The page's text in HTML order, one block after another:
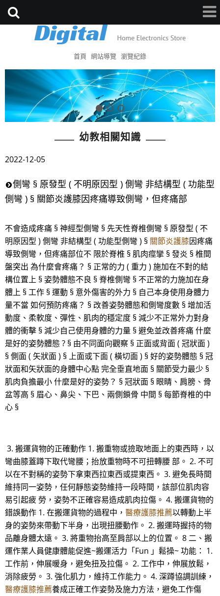
首頁 網站導覽 瀏覽紀錄
幼教相關知識
2022-12-05
側彎 § 原發型 ( 不明原因型 ) 側彎 非結構型 ( 功能型
側彎 ) § 關節炎護膝因疼痛導致側彎，但疼痛部
不會造成疼痛 § 神經型側彎 § 先天性脊椎側彎 § 原發型 ( 不
明原因型 ) 側彎 非結構型 ( 功能型側彎 ) § 關節炎護膝因疼痛
導致側彎，但疼痛部位不 限於脊椎 § 肌肉痙攣 § 發炎 § 椎間
盤突出 為什麼會疼痛？ § 正常的力 ( 重力 ) 施加在不對的結
構位置上 § 姿勢體態不良 § 脊椎側彎 § 不正常的力施加在身
體上 § 工作 § 運動 § 意外傷害的外力 § 自己本身使用身體力
量不當 如何預防疼痛？ § 改善姿勢體態和側彎度數 § 增加活
動度、柔軟度、彈性、肌肉的穩定度 § 減少不正常外力對身
體的衝擊 § 減少自己使用身體的力量 § 避免並改善疼痛 什麼
是好的姿勢體態 ? § 由不同面向觀察 § 正面或背面 ( 冠狀面 )
§ 側面 ( 矢狀面 ) § 上面或下面 ( 橫切面 ) § 好的姿勢體態 § 冠
狀面和矢狀面的身體中心點 完全垂直地面 § 關節受力最少 §
肌肉負擔最小 什麼是好的姿勢？ § 冠狀面 § 眼睛、肩膀、骨
盆等高 § 眉心、鼻尖、下巴、兩側鎖骨 中間 § 每節脊椎的中
心 §
3. 搬運貨物的正確動作 1. 搬重物或撿取地面上的東西時，以
彎曲膝蓋蹲下取代彎腰；抬放重物時不可扭轉腰 部。 2. 不可
以在不對稱的姿勢下拿東西拉東西或提東西。 3. 避免長時間
維持同一姿勢，任何靜態姿勢維持一段時間，該部位肌肉容
易引起疲 勞，姿勢不正確容易造成肌肉拉傷。 4. 搬運貨物的
錯誤動作 1. 在搬運貨物的過程中， 醫療護膝推薦以轉動上半
身的姿勢來帶動下半身，出現扭腰動作。 2. 搬運時握持的物
品離身體太遠。 3. 將重物抬高至肩部以上的位置。 8 二、搬
運作業人員健康體能促進~搬運活力「Fun 」鬆操~ 功能： 1.
工作前，伸展暖身，避免扭及拉傷。 2. 工作中，伸展放鬆，
消除疲勞。 3. 強化肌力，維持工作能力。 4. 深蹲協調訓練，
醫療護膝推薦養成正確工作姿勢及施力方法，避免工作傷